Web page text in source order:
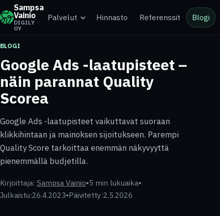
Sampsa
Vainio
DIGILY
OY
Palvelut Hinnasto Referenssit Blogi
BLOGI
Google Ads -laatupisteet –
näin parannat Quality
Scorea
Google Ads -laatupisteet vaikuttavat suoraan
klikkihintaan ja mainoksen sijoitukseen. Parempi
Quality Score tarkoittaa enemmän näkyvyyttä
pienemmällä budjetilla.
Kirjoittaja: Sampsa Vainio•5 min lukuaika•
Julkaistu:26.4.2023•Päivitetty:2.5.2026